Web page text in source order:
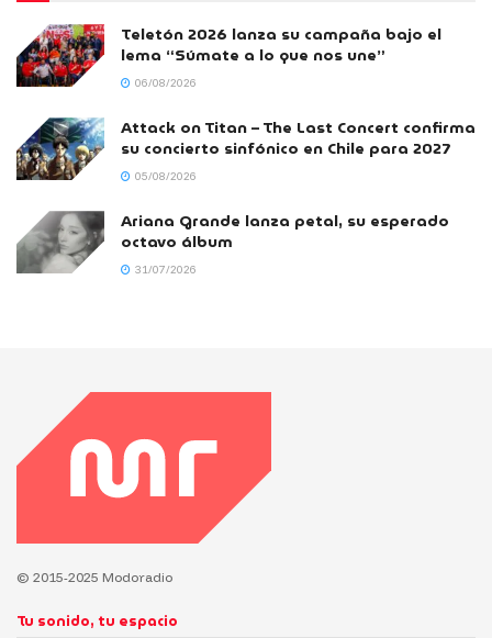
Teletón 2026 lanza su campaña bajo el
lema “Súmate a lo que nos une”
06/08/2026
Attack on Titan – The Last Concert confirma
su concierto sinfónico en Chile para 2027
05/08/2026
Ariana Grande lanza petal, su esperado
octavo álbum
31/07/2026
© 2015-2025 Modoradio
Tu sonido, tu espacio